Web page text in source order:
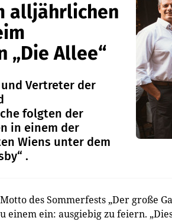
alljährlichen
„Die Allee“
Vertreter der
folgten der
in einem der
Wiens unter dem
.
des Sommerfests „Der große
einem ein: ausgiebig zu feiern.